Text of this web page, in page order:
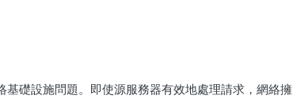
礎設施問題。即使源服務器有效地處理請求，網絡擁